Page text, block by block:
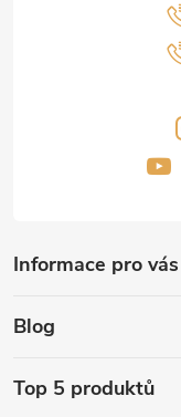
Informace pro vás
Blog
Top 5 produktů